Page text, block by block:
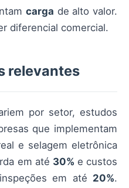
carga de alto valor.
diferencial comercial.
relevantes
por setor, estudos
que implementam
e selagem eletrônica
em até 30% e custos
em até 20%.